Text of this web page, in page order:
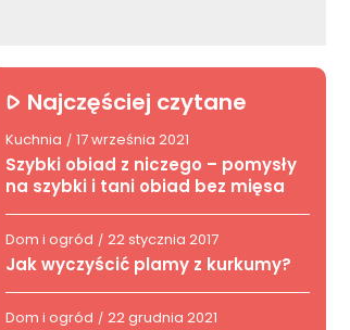
Najczęściej czytane
Kuchnia / 17 września 2021
Szybki obiad z niczego – pomysły
na szybki i tani obiad bez mięsa
Dom i ogród / 22 stycznia 2017
Jak wyczyścić plamy z kurkumy?
Dom i ogród / 22 grudnia 2021